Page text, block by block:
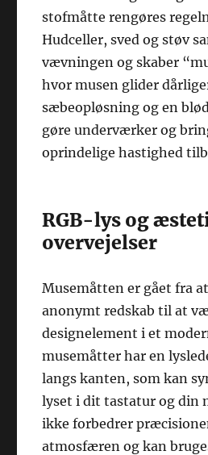
stofmåtte rengøres
Hudceller, sved og støv
vævningen og skaber
hvor musen glider
sæbeopløsning og en
gøre underværker og
oprindelige hastighed
RGB-lys og
overvejelser
Musemåtten er gået fra
anonymt redskab til at
designelement i et
musemåtter har en
langs kanten, som kan
lyset i dit tastatur og din
ikke forbedrer
atmosfæren og kan